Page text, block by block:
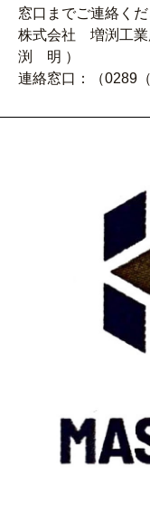
窓口までご連絡くだ
株式会社 増渕工
渕 明 ）
連絡窓口：（0289